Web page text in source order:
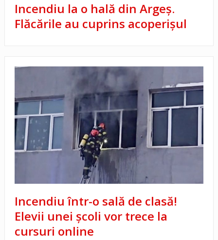
Incendiu la o hală din Argeș.
Flăcările au cuprins acoperișul
Incendiu într-o sală de clasă!
Elevii unei școli vor trece la
cursuri online